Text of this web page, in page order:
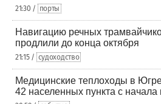
21:30 / порты
Навигацию речных
продлили до конца октября
21:15 / судоходство
Медицинские теплоходы в
42 населенных пункта с начала